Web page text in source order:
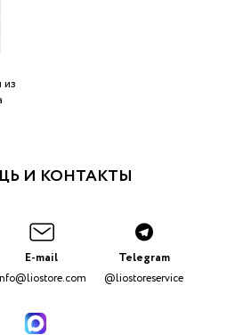
И КОНТАКТЫ
E-mail Telegram
@liostoreservice